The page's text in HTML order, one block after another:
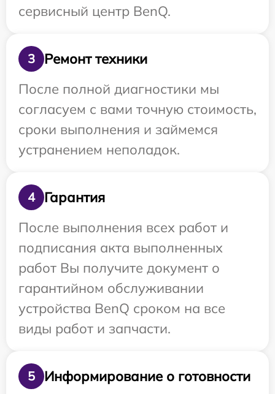
сервисный центр BenQ.
3
Ремонт техники
После полной диагностики мы
согласуем с вами точную стоимость,
сроки выполнения и займемся
устранением неполадок.
4
Гарантия
После выполнения всех работ и
подписания акта выполненных
работ Вы получите документ о
гарантийном обслуживании
устройства BenQ сроком на все
виды работ и запчасти.
5 Информирование о готовности